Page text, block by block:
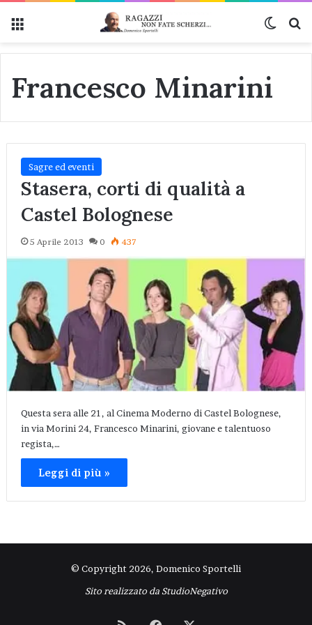
Francesco Minarini
Sagre ed eventi
Stasera, corti di qualità a
Castel Bolognese
5 Aprile 2013 0 437
Questa sera alle 21, al Cinema Moderno di Castel Bolognese,
in via Morini 24, Francesco Minarini, giovane e talentuoso
regista,…
Leggi di più »
© Copyright 2026, Domenico Sportelli
Sito realizzato daStudioNegativo